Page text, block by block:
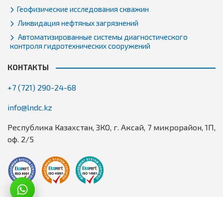
Геофизические исследования скважин
Ликвидация нефтяных загрязнений
Автоматизированные системы диагностического
контроля гидротехнических сооружений
КОНТАКТЫ
+7 (721) 290-24-68
info@lndc.kz
Республика Казахстан, ЗКО, г. Аксай, 7 микрорайон, 1П,
оф. 2/5